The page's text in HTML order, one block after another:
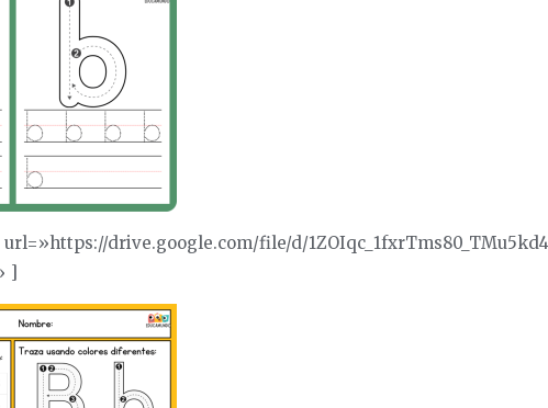
url=»https://drive.google.com/file/d/
]